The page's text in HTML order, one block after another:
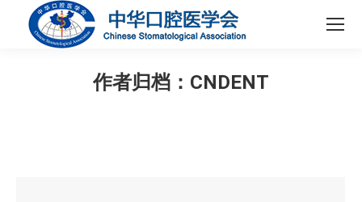
作者归档： CNDENT